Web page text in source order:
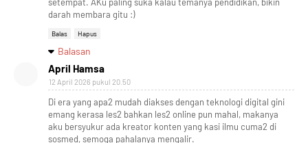
setempat. AKu paling suka kalau temanya pendidikan, bikin
darah membara gitu :)
Balas Hapus
Balasan
April Hamsa
12 April 2026 pukul 20.50
Di era yang apa2 mudah diakses dengan teknologi digital gini
emang kerasa les2 bahkan les2 online pun mahal, makanya
aku bersyukur ada kreator konten yang kasi ilmu cuma2 di
sosmed, semoga pahalanya mengalir.